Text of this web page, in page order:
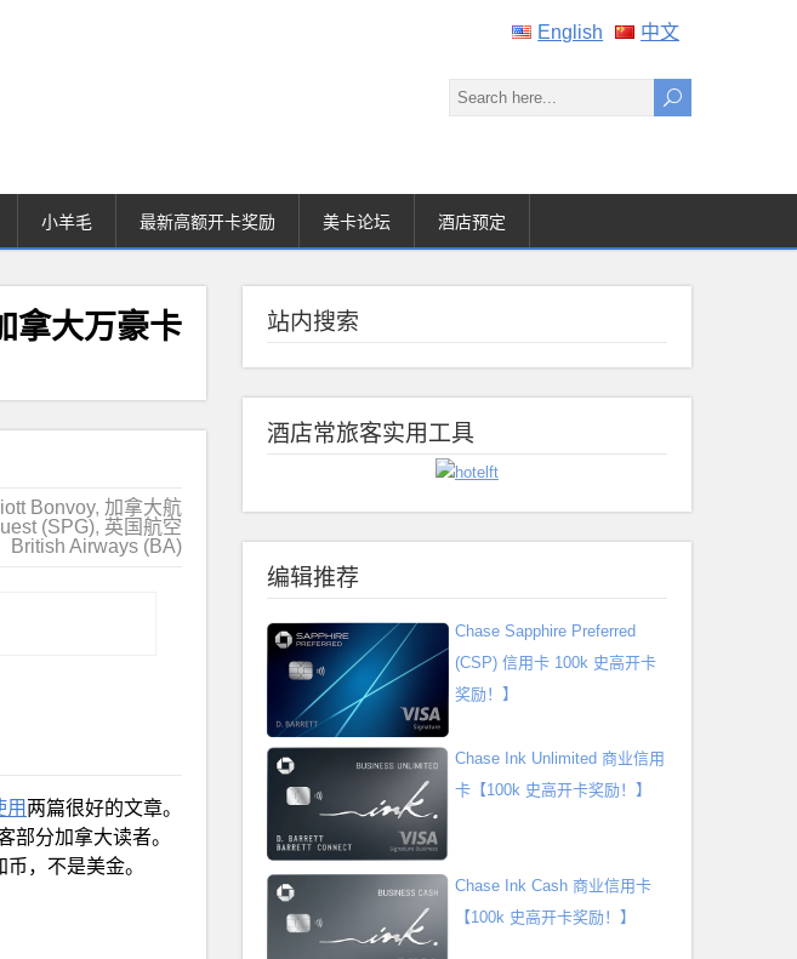
English 中文
小羊毛 最新高额开卡奖励 美卡论坛 酒店预定
拿大万豪卡
Bonvoy, 加拿大航
(SPG), 英国航空
British Airways (BA)
用 两篇很好的文章。
部分加拿大读者。
，不是美金。
站内搜索
酒店常旅客实用工具
编辑推荐
Chase Sapphire Preferred
(CSP) 信用卡 100k 史高开卡
奖励！】
Chase Ink Unlimited 商业信用
卡【100k 史高开卡奖励！】
Chase Ink Cash 商业信用卡
【100k 史高开卡奖励！】